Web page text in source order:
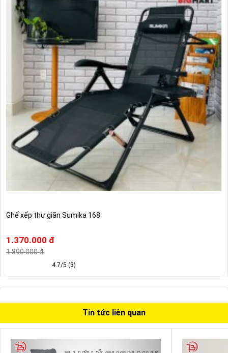
Ghế xếp thư giãn Sumika 168
1.370.000 đ
1.890.000 đ
4.7/5 (3)
Tin tức liên quan